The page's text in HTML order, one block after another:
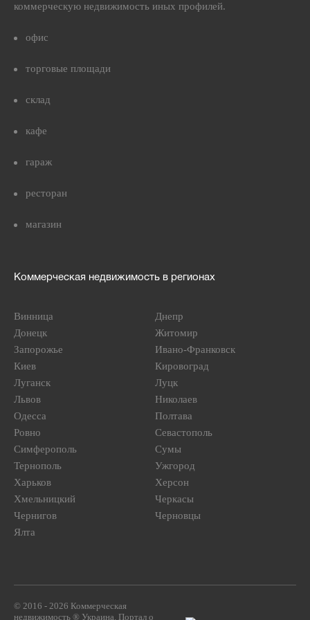
коммерческую недвижимость иных профилей.
офис
торговые площади
склад
кафе
гараж
ресторан
магазин
Коммерческая недвижимость в регионах
Винница
Днепр
Донецк
Житомир
Запорожье
Ивано-Франковск
Киев
Кировоград
Луганск
Луцк
Львов
Николаев
Одесса
Полтава
Ровно
Севастополь
Симферополь
Сумы
Тернополь
Ужгород
Харьков
Херсон
Хмельницкий
Черкасы
Чернигов
Черновцы
Ялта
© 2016 - 2026 Коммерческая
недвижимость ® Украина. Портал о